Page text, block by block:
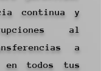
continua y
al
a
en todos tus